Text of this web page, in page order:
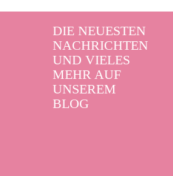
DIE NEUESTEN
NACHRICHTEN
UND VIELES
MEHR AUF
UNSEREM
BLOG